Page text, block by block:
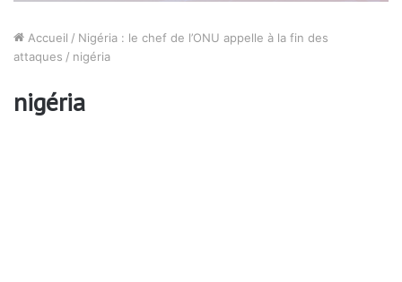
Accueil / Nigéria : le chef de l’ONU appelle à la fin des
attaques / nigéria
nigéria